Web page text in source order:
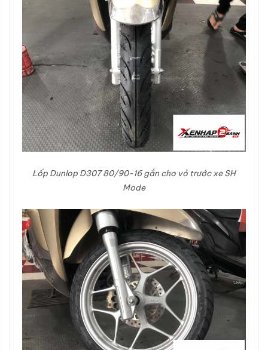
Lốp Dunlop D307 80/90-16 gắn cho vỏ trước xe SH
Mode